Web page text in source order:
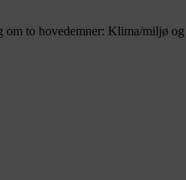
to hovedemner: Klima/miljø og